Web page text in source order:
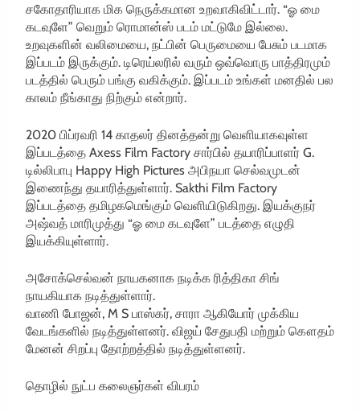
சகோதாரியாக மிக நெருக்கமான உறவாகிவிட்டார். “ஓ மை
கடவுளே” வெறும் ரொமான்ஸ் படம் மட்டுமே இல்லை.
உறவுகளின் வலிமையை, நட்பின் பெருமையை பேசும் படமாக
இப்படம் இருக்கும். டிரெய்லரில் வரும் ஒவ்வொரு பாத்திரமும்
படத்தில் பெரும் பங்கு வகிக்கும். இப்படம் உங்கள் மனதில் பல
காலம் நீங்காது நிற்கும் என்றார்.
2020 பிப்ரவரி 14 காதலர் தினத்தன்று வெளியாகவுள்ள
இப்படத்தை Axess Film Factory சார்பில் தயாரிப்பாளர் G.
டில்லிபாபு Happy High Pictures அபிநயா செல்வமுடன்
இணைந்து தயாரித்துள்ளார். Sakthi Film Factory
இப்படத்தை தமிழகமெங்கும் வெளியிடுகிறது. இயக்குநர்
அஷ்வத் மாரிமுத்து “ஓ மை கடவுளே” படத்தை எழுதி
இயக்கியுள்ளார்.
அசோக்செல்வன் நாயகனாக நடிக்க ரித்திகா சிங்
நாயகியாக நடித்துள்ளார்.
வாணி போஜன், M S பாஸ்கர், சாரா ஆகியோர் முக்கிய
வேடங்களில் நடித்துள்ளனர். விஜய் சேதுபதி மற்றும் கௌதம்
மேனன் சிறப்பு தோற்றத்தில் நடித்துள்ளனர்.
தொழில் நுட்ப கலைஞர்கள் விபரம்